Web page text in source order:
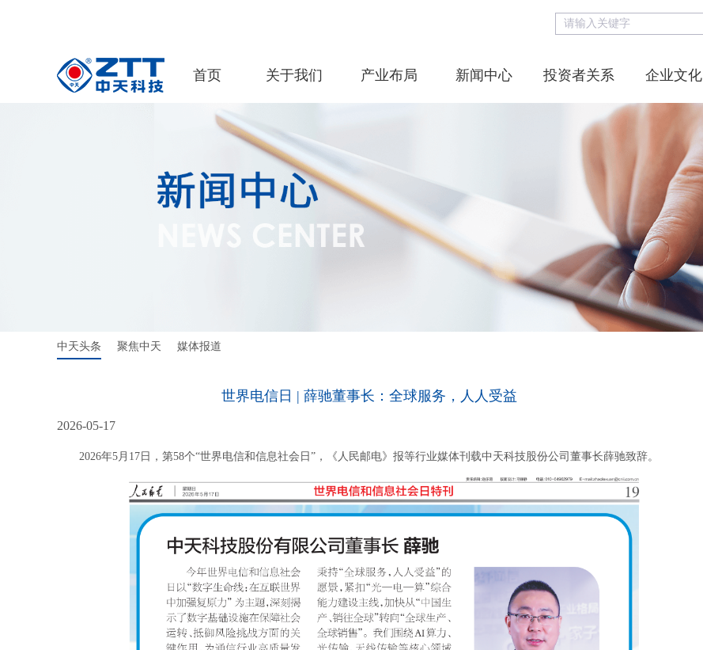
首页 关于我们 产业布局 新闻中心 投资者关系 企业文化
中天头条 聚焦中天 媒体报道
世界电信日 | 薛驰董事长：全球服务，人人受益
2026-05-17
2026年5月17日，第58个“世界电信和信息社会日”，《人民邮电》报等行业媒体刊载中天科技股份公司董事长薛驰致辞。